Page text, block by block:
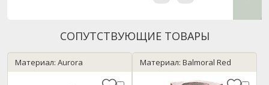
СОПУТСТВУЮЩИЕ ТОВАРЫ
Материал: Aurora Материал: Balmoral Red